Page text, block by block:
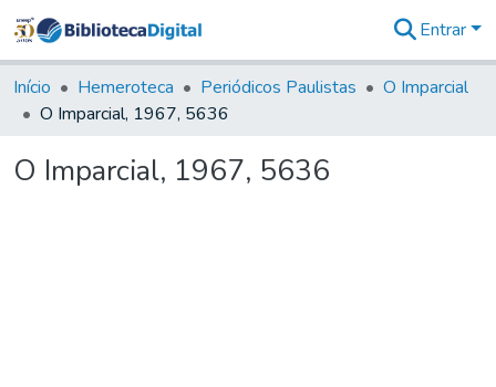
&
Coleções
Tudo na
Digital
Entrar
Início Hemeroteca Periódicos Paulistas
O Imparcial
O Imparcial, 1967, 5636
O Imparcial, 1967, 5636